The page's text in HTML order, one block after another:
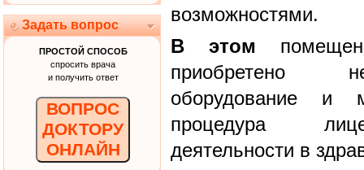
Задать вопрос
ПРОСТОЙ СПОСОБ
спросить врача
и получить ответ
ВОПРОС
ДОКТОРУ
ОНЛАЙН
возможностями.
В этом
приобретено
оборудование и
процедура
деятельности в